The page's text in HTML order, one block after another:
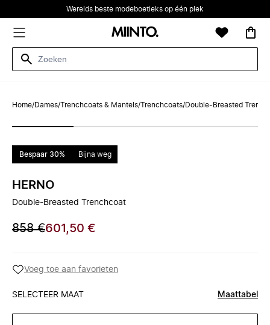
Werelds beste modeboetieks op één plek
Home/Dames/Trenchcoats & Mantels/Trenchcoats/Double-Breasted
Bespaar 30% Bijna weg
HERNO
Double-Breasted Trenchcoat
858 €601,50 €
Voeg toe aan favorieten
SELECTEER MAAT Maattabel